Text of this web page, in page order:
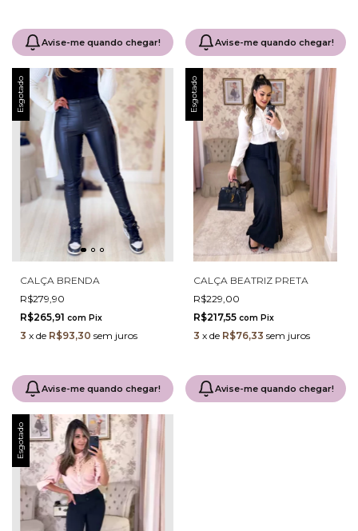
Avise-me quando chegar! Avise-me quando chegar!
Esgotado
CALÇA BRENDA
R$279,90
R$265,91 com Pix
3 x de R$93,30 sem juros
Avise-me quando chegar!
Esgotado
CALÇA BEATRIZ PRETA
R$229,00
R$217,55 com Pix
3 x de R$76,33 sem juros
Avise-me quando chegar!
Esgotado